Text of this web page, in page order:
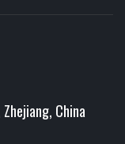
Zhejiang, China